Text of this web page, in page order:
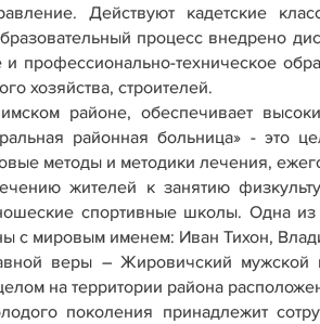
Действуют
процесс внедрено
профессионально-техническое
хозяйства, строителей.
районе, обеспечивает
районная больница» - это
методы и методики лечения,
жителей к занятию
спортивные школы. Одна
с мировым именем: Иван Тихон,
веры – Жировичский мужской
на территории района
поколения принадлежит